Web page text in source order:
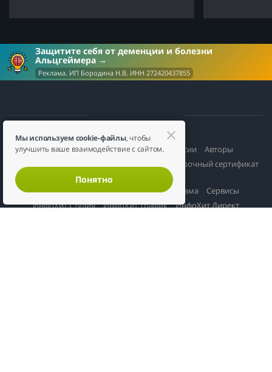
Защитите себя от деменции и болезни
Альцгеймера
Реклама. ИП Бородина Н.В. ИНН 272420437855
Ученикам Каталог курсов Профессии
Авторы
Подарочный сертификат
Онлайн-школам Размещение Реклама
Сервисы
ИнфоХит.Студия
ИнфоХит.Трафик
ИнфоХит.Директ
Мы используем cookie-файлы, чтобы
улучшить ваше взаимодействие с сайтом.
Понятно